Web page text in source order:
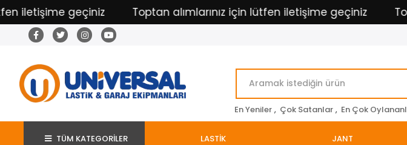
geçiniz Toptan alımlarınız için lütfen iletişime geçiniz
En Yeniler , Çok Satanlar , En Çok
TÜM KATEGORİLER LASTİK JANT